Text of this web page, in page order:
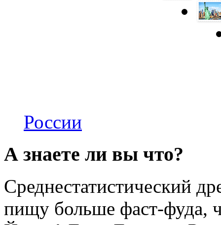
России
А знаете ли вы что?
Среднестатистический
пищу больше фаст-фуда,